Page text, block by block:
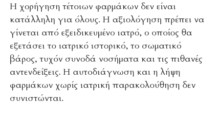
Η χορήγηση τέτοιων φαρμάκων δεν είναι
κατάλληλη για όλους. Η αξιολόγηση πρέπει να
γίνεται από εξειδικευμένο ιατρό, ο οποίος θα
εξετάσει το ιατρικό ιστορικό, το σωματικό
βάρος, τυχόν συνοδά νοσήματα και τις πιθανές
αντενδείξεις. Η αυτοδιάγνωση και η λήψη
φαρμάκων χωρίς ιατρική παρακολούθηση δεν
συνιστώνται.